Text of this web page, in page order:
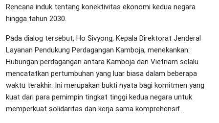
Rencana induk tentang konektivitas ekonomi kedua negara
hingga tahun 2030.
Pada dialog tersebut, Ho Sivyong, Kepala Direktorat Jenderal
Layanan Pendukung Perdagangan Kamboja, menekankan:
Hubungan perdagangan antara Kamboja dan Vietnam selalu
mencatatkan pertumbuhan yang luar biasa dalam beberapa
waktu terakhir. Ini merupakan bukti nyata bagi komitmen yang
kuat dari para pemimpin tingkat tinggi kedua negara untuk
memperkuat solidaritas dan kerja sama komprehensif.